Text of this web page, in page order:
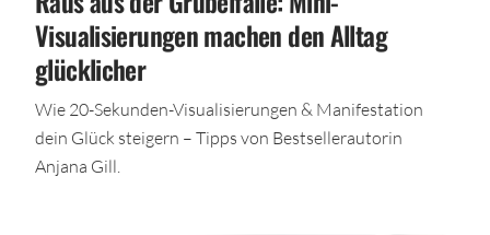
Visualisierungen machen den Alltag
glücklicher
Wie 20-Sekunden-Visualisierungen & Manifestation
dein Glück steigern – Tipps von Bestsellerautorin
Anjana Gill.